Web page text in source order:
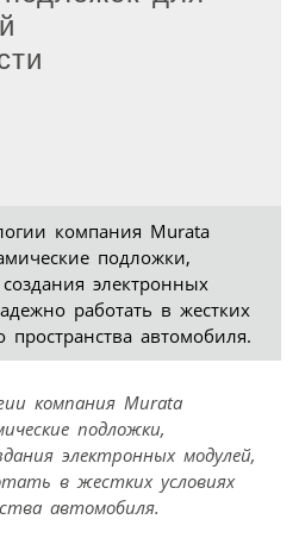
компания Murata
подложки,
электронных
работать в жестких
пространства автомобиля.
компания Murata
подложки,
электронных модулей,
в жестких условиях
автомобиля.